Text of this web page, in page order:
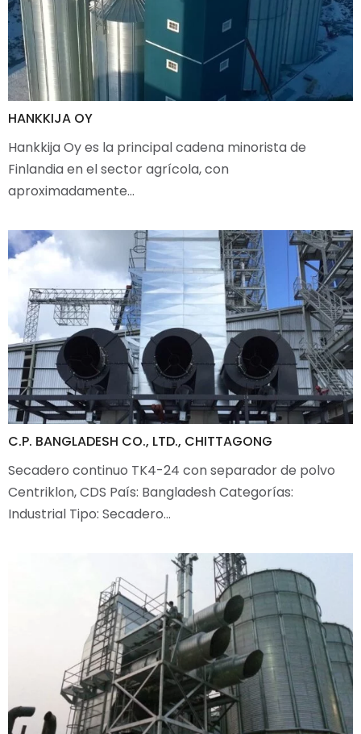
HANKKIJA OY
Hankkija Oy es la principal cadena minorista de
Finlandia en el sector agrícola, con
aproximadamente…
C.P. BANGLADESH CO., LTD., CHITTAGONG
Secadero continuo TK4-24 con separador de polvo
Centriklon, CDS País: Bangladesh Categorías:
Industrial Tipo: Secadero…